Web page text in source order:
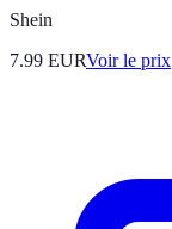
Shein
7.99 EURVoir le prix